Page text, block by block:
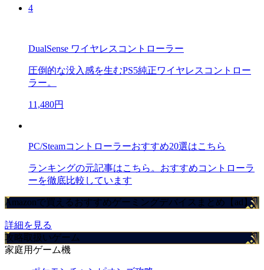
4
DualSense ワイヤレスコントローラー
圧倒的な没入感を生むPS5純正ワイヤレスコントロー
ラー。
11,480円
PC/Steamコントローラーおすすめ20選はこちら
ランキングの元記事はこちら。おすすめコントローラ
ーを徹底比較しています
Amazonで買えるおすすめゲーミングデバイスまとめ【ad】
詳細を見る
攻略取扱いゲーム
家庭用ゲーム機